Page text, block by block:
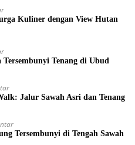
Kuliner dengan View Hutan
Tenang di Ubud
Jalur Sawah Asri dan Tenang
Tersembunyi di Tengah Sawah